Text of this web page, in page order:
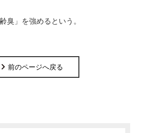
臭」を強めるという。
前のページへ戻る